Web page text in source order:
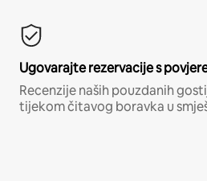
Ugovarajte rezervacije s
Recenzije naših pouzdanih
tijekom čitavog boravka u